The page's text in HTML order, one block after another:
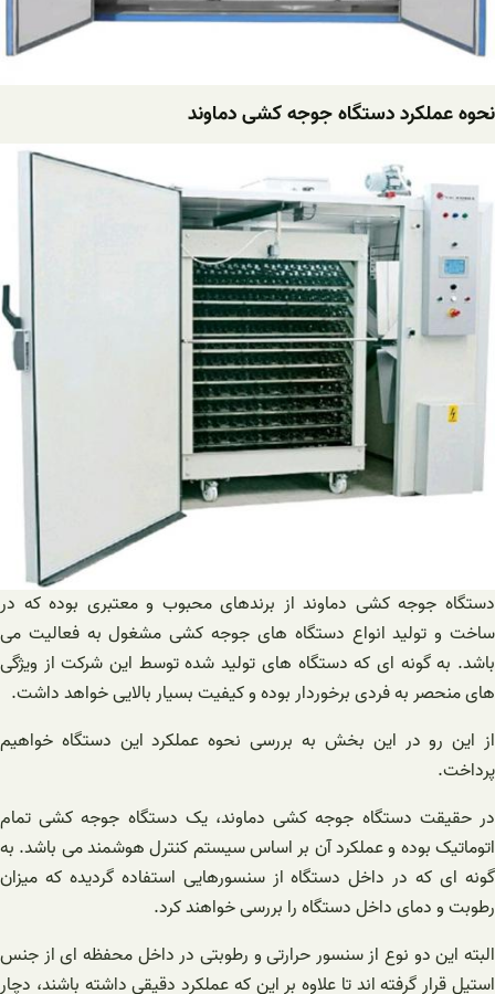
نحوه عملکرد دستگاه جوجه کشی دماوند
دستگاه جوجه کشی دماوند از برندهای محبوب و معتبری بوده که در
ساخت و تولید انواع دستگاه های جوجه کشی مشغول به فعالیت می
باشد. به گونه ای که دستگاه های تولید شده توسط این شرکت از ویژگی
های منحصر به فردی برخوردار بوده و کیفیت بسیار بالایی خواهد داشت.
از این رو در این بخش به بررسی نحوه عملکرد این دستگاه خواهیم
پرداخت.
در حقیقت دستگاه جوجه کشی دماوند، یک دستگاه جوجه کشی تمام
اتوماتیک بوده و عملکرد آن بر اساس سیستم کنترل هوشمند می باشد. به
گونه ای که در داخل دستگاه از سنسورهایی استفاده گردیده که میزان
رطوبت و دمای داخل دستگاه را بررسی خواهند کرد.
البته این دو نوع از سنسور حرارتی و رطوبتی در داخل محفظه ای از جنس
استیل قرار گرفته اند تا علاوه بر این که عملکرد دقیقی داشته باشند، دچار